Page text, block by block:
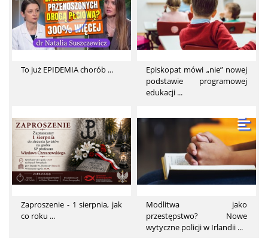
To już EPIDEMIA chorób ...
Episkopat mówi „nie” nowej
podstawie programowej
edukacji ...
Zaproszenie - 1 sierpnia, jak
co roku ...
Modlitwa jako
przestępstwo? Nowe
wytyczne policji w Irlandii ...